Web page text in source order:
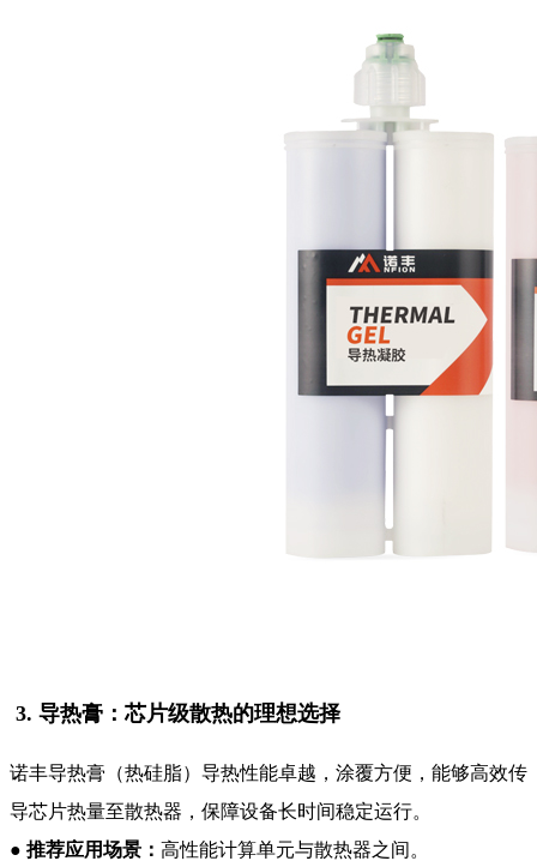
3. 导热膏：芯片级散热的理想选择
诺丰导热膏（热硅脂）导热性能卓越，涂覆方便，能够高效传
导芯片热量至散热器，保障设备长时间稳定运行。
● 推荐应用场景： 高性能计算单元与散热器之间。